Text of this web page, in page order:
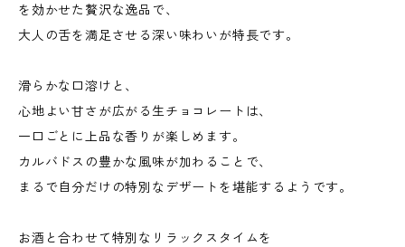
を効かせた贅沢な逸品で、
大人の舌を満足させる深い味わいが特長です。
滑らかな口溶けと、
心地よい甘さが広がる生チョコレートは、
一口ごとに上品な香りが楽しめます。
カルバドスの豊かな風味が加わることで、
まるで自分だけの特別なデザートを堪能するようです。
お酒と合わせて特別なリラックスタイムを